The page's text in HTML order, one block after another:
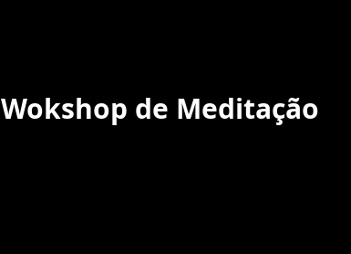
Wokshop de Meditação